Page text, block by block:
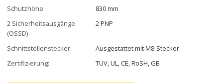
Schutzhöhe:
830 mm
2 Sicherheitsausgänge
(OSSD)
2 PNP
Schnittstellenstecker
Ausgestattet mit M8-Stecker
Zertifizierung:
TÜV, UL, CE, RoSH, GB